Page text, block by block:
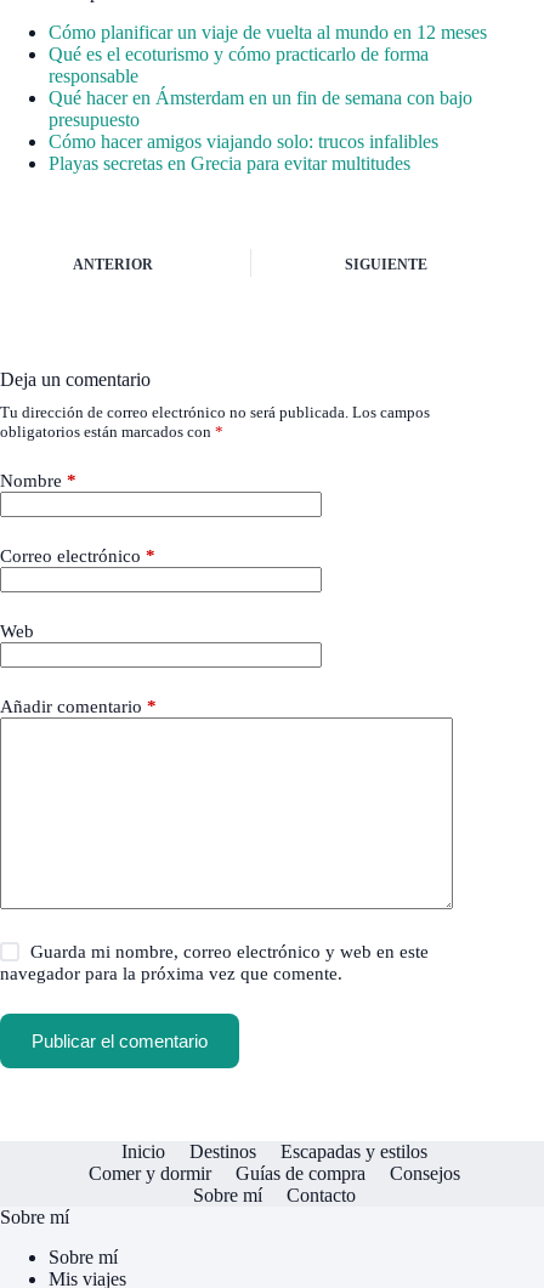
Cómo planificar un viaje de vuelta al mundo en 12 meses
Qué es el ecoturismo y cómo practicarlo de forma
responsable
Qué hacer en Ámsterdam en un fin de semana con bajo
presupuesto
Cómo hacer amigos viajando solo: trucos infalibles
Playas secretas en Grecia para evitar multitudes
ANTERIOR SIGUIENTE
Deja un comentario
Tu dirección de correo electrónico no será publicada. Los campos
obligatorios están marcados con *
Nombre *
Correo electrónico *
Web
Añadir comentario *
Guarda mi nombre, correo electrónico y web en este
navegador para la próxima vez que comente.
Publicar el comentario
Inicio Destinos
Escapadas y estilos
Comer y dormir
Guías de compra
Consejos
Sobre mí
Contacto
Sobre mí
Sobre mí
Mis viajes